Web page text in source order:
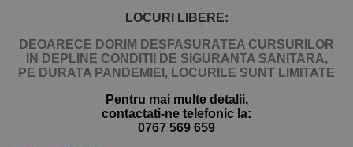
LOCURI LIBERE:
DEOARECE DORIM DESFASURATEA CURSURILOR
IN DEPLINE CONDITII DE SIGURANTA SANITARA,
PE DURATA PANDEMIEI, LOCURILE SUNT LIMITATE
Pentru mai multe detalii,
contactati-ne telefonic la:
0767 569 659